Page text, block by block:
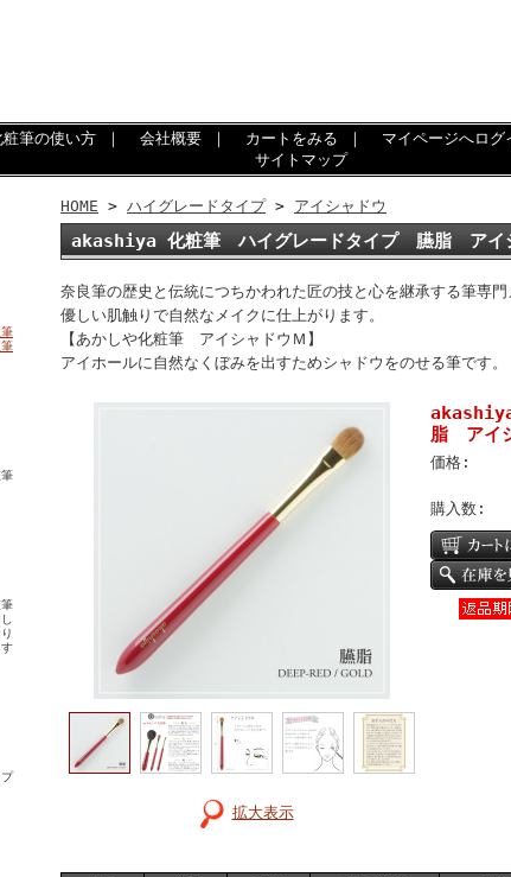
す
粧筆の使い方｜ 会社概要｜ カートをみる ｜ マイページへログ
サイトマップ
HOME > ハイグレードタイプ> アイシャドウ
akashiya 化粧筆 ハイグレードタイプ 臙脂 アイ
奈良筆の歴史と伝統につちかわれた匠の技と心を継承する筆専門
優しい肌触りで自然なメイクに仕上がります。
【あかしや化粧筆 アイシャドウＭ】
アイホールに自然なくぼみを出すためシャドウをのせる筆です。
拡大表示
脂 アイ
価格:
購入数: